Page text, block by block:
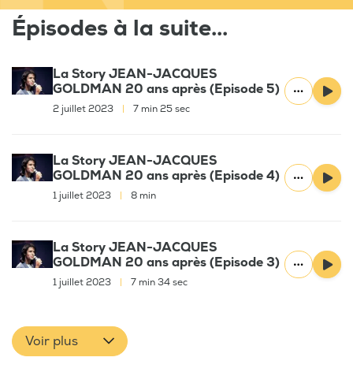
Épisodes à la suite...
La Story JEAN-JACQUES
GOLDMAN 20 ans après (Episode 5)
2 juillet 2023 7 min 25 sec
La Story JEAN-JACQUES
GOLDMAN 20 ans après (Episode 4)
1 juillet 2023 8 min
La Story JEAN-JACQUES
GOLDMAN 20 ans après (Episode 3)
1 juillet 2023 7 min 34 sec
Voir plus